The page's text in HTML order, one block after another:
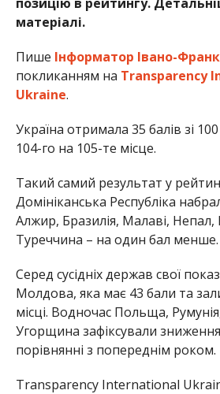
матеріалі.
Пише Інформатор Івано-
покликанням на Transparency
Ukraine.
Україна отримала 35 балів зі 100
104-го на 105-те місце.
Такий самий результат у
Домініканська Республіка
Алжир, Бразилія, Малаві, Непал,
Туреччина – на один бал менше.
Серед сусідніх держав свої
Молдова, яка має 43 бали та
місці. Водночас Польща,
Угорщина зафіксували
порівнянні з попереднім роком.
Transparency International